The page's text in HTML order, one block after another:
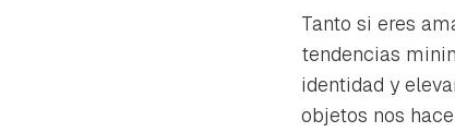
Tanto si eres
tendencias
identidad y
objetos nos